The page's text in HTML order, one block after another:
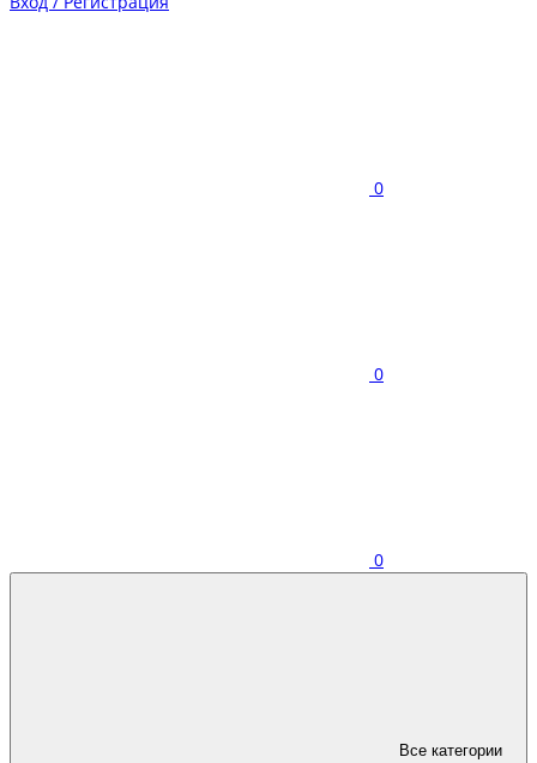
0
0
0
Все категории